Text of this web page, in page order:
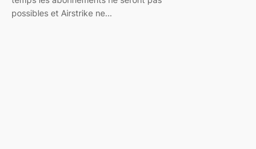
possibles et Airstrike ne…